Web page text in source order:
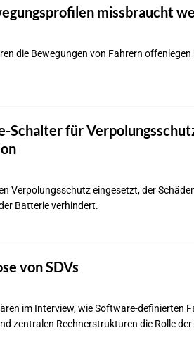
missbraucht
die Bewegungen von Fahrern offenlegen
Schalter für
Verpolungsschutz eingesetzt, der
Batterie verhindert.
von SDVs
im Interview, wie Software-definierten
zentralen Rechnerstrukturen die Rolle